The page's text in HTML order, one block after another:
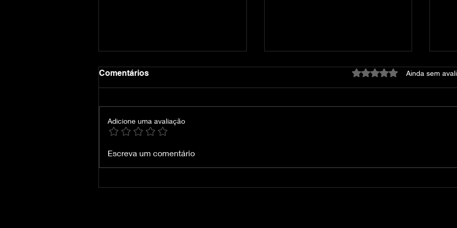
Bloons TD 6 v56.0.1121
Comentários Avaliado com 0 de 5
Ainda sem
Adicione uma avaliação
Escreva um comentário